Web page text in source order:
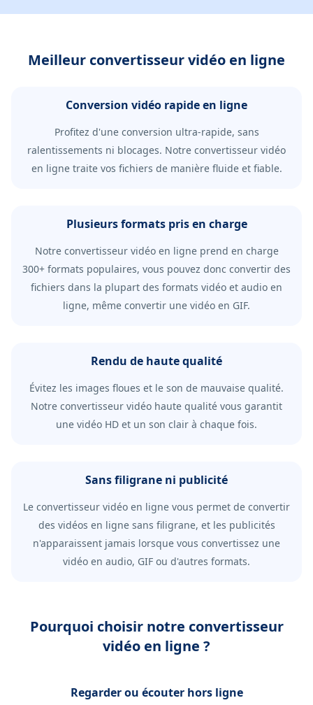
Meilleur convertisseur vidéo en ligne
Conversion vidéo rapide en ligne
Profitez d'une conversion ultra-rapide, sans
ralentissements ni blocages. Notre convertisseur vidéo
en ligne traite vos fichiers de manière fluide et fiable.
Plusieurs formats pris en charge
Notre convertisseur vidéo en ligne prend en charge
300+ formats populaires, vous pouvez donc convertir des
fichiers dans la plupart des formats vidéo et audio en
ligne, même convertir une vidéo en GIF.
Rendu de haute qualité
Évitez les images floues et le son de mauvaise qualité.
Notre convertisseur vidéo haute qualité vous garantit
une vidéo HD et un son clair à chaque fois.
Sans filigrane ni publicité
Le convertisseur vidéo en ligne vous permet de convertir
des vidéos en ligne sans filigrane, et les publicités
n'apparaissent jamais lorsque vous convertissez une
vidéo en audio, GIF ou d'autres formats.
Pourquoi choisir notre convertisseur
vidéo en ligne ?
Regarder ou écouter hors ligne